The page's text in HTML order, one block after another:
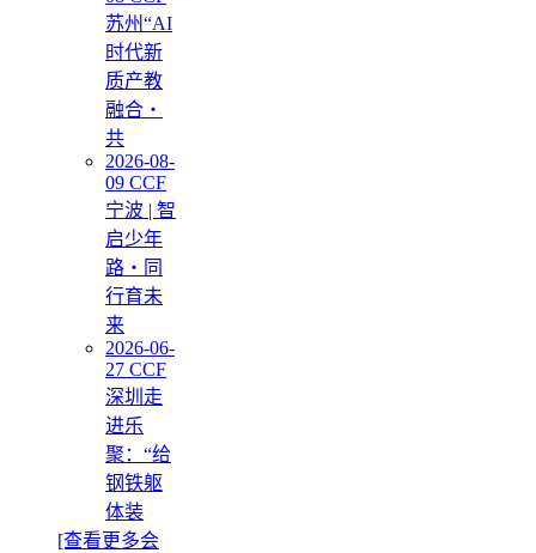
苏州“AI
时代新
质产教
融合・
共
2026-08-
09 CCF
宁波 | 智
启少年
路・同
行育未
来
2026-06-
27 CCF
深圳走
进乐
聚：“给
钢铁躯
体装
[查看更多会